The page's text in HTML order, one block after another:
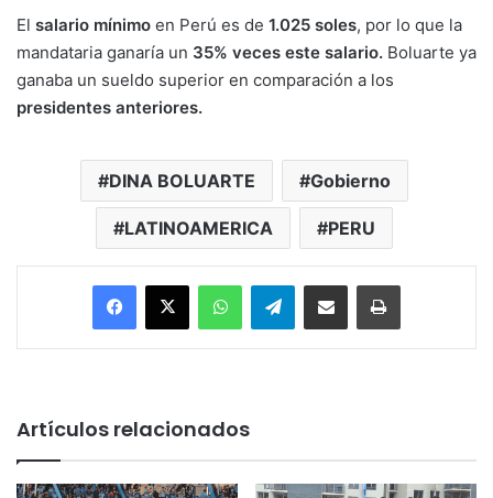
El salario mínimo en Perú es de 1.025 soles, por lo que la
mandataria ganaría un 35% veces este salario. Boluarte ya
ganaba un sueldo superior en comparación a los
presidentes anteriores.
DINA BOLUARTE Gobierno
LATINOAMERICA PERU
Facebook
X WhatsAppTelegramEnviar vía email Imprimir
Artículos relacionados